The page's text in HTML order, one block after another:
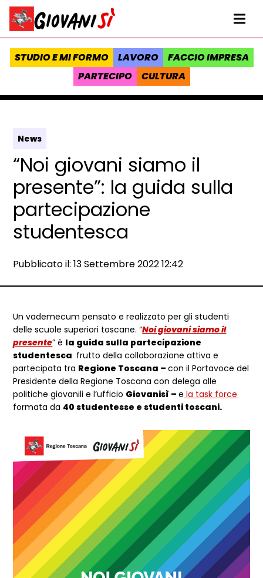
Vai al contenuto
Homepage Giovanisì - Progetto della Regione Toscana
STUDIO E MI FORMO LAVORO
FACCIO IMPRESA
PARTECIPO
CULTURA
News
“Noi giovani siamo il
presente”: la guida sulla
partecipazione
studentesca
Data e ora:
Pubblicato il: 13 Settembre 2022 12:42
Dettagli articolo
Un vademecum pensato e realizzato per gli studenti
delle scuole superiori toscane. “Noi giovani siamo il
presente” è la guida sulla partecipazione
studentesca frutto della collaborazione attiva e
partecipata tra Regione Toscana –con il Portavoce del
Presidente della Regione Toscana con delega alle
politiche giovanili e l’ufficio Giovanisì –e la task force
formata da 40 studentesse e studenti toscani.